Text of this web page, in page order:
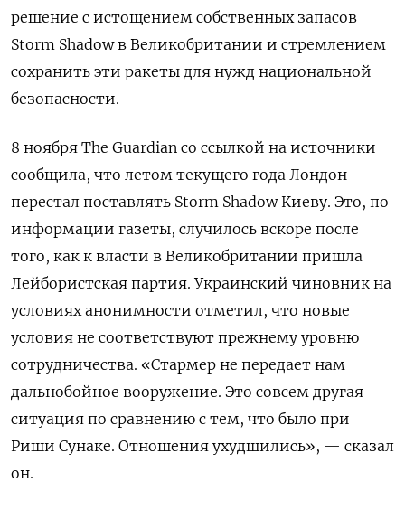
решение с истощением собственных запасов
Storm Shadow в Великобритании и стремлением
сохранить эти ракеты для нужд национальной
безопасности.
8 ноября The Guardian со ссылкой на источники
сообщила, что летом текущего года Лондон
перестал поставлять Storm Shadow Киеву. Это, по
информации газеты, случилось вскоре после
того, как к власти в Великобритании пришла
Лейбористская партия. Украинский чиновник на
условиях анонимности отметил, что новые
условия не соответствуют прежнему уровню
сотрудничества. «Стармер не передает нам
дальнобойное вооружение. Это совсем другая
ситуация по сравнению с тем, что было при
Риши Сунаке. Отношения ухудшились», — сказал
он.